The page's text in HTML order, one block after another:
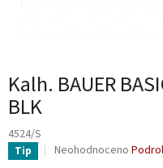
Kalh. BAUER
BLK
4524/S
Tip
Průměrné
Neohodnoceno